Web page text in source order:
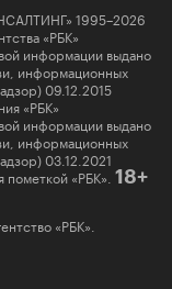
1995–2026
«РБК»
информации выдано
информационных
09.12.2015
«РБК»
информации выдано
информационных
03.12.2021
«РБК». 18+
«РБК».